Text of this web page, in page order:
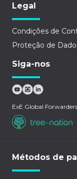
Legal
Condições de
Proteção de
Siga-nos
ExE Global
Métodos de